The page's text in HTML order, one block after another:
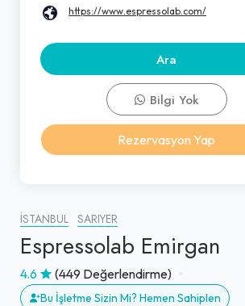
İSTANBUL SARIYER
Espressolab Emirgan
4.6 (449 Değerlendirme)
Bu İşletme Sizin Mi? Hemen Sahiplen
https://www.espressolab.com/
Ara
Bilgi Yok
Rezervasyon Yap